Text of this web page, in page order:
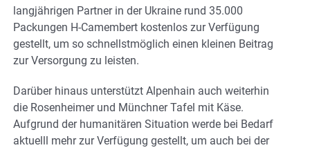
langjährigen Partner in der Ukraine rund 35.000
Packungen H-Camembert kostenlos zur Verfügung
gestellt, um so schnellstmöglich einen kleinen Beitrag
zur Versorgung zu leisten.
Darüber hinaus unterstützt Alpenhain auch weiterhin
die Rosenheimer und Münchner Tafel mit Käse.
Aufgrund der humanitären Situation werde bei Bedarf
aktuelll mehr zur Verfügung gestellt, um auch bei der